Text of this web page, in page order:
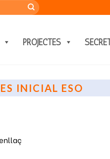
PROJECTES
INICIAL ESO